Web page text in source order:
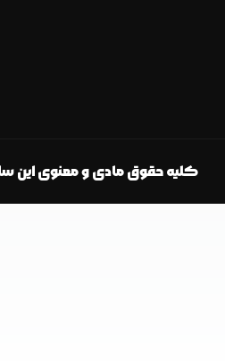
کلیه حقوق مادی و معنوی این